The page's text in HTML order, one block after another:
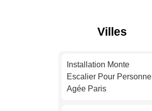
Villes
Installation Monte
Escalier Pour Personne
Agée Paris